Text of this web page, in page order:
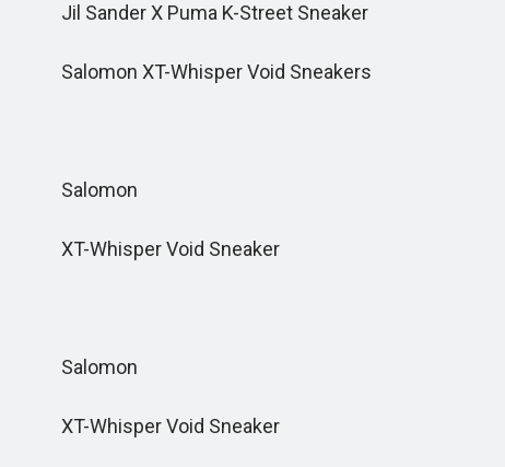
Jil Sander X Puma K-Street Sneaker
Salomon XT-Whisper Void Sneakers
Salomon
XT-Whisper Void Sneaker
Salomon
XT-Whisper Void Sneaker